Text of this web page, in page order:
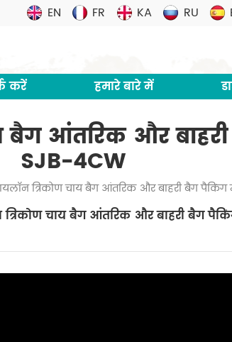
EN FR KA RU
करें हमारे बारे में
बैग आंतरिक और
SJB-4CW
त्रिकोण चाय बैग आंतरिक और बाहरी बैग
त्रिकोण चाय बैग आंतरिक और बाहरी बैग